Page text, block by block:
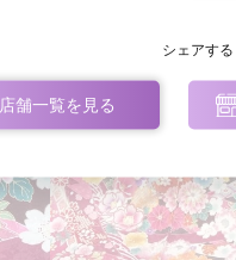
シェアする
店舗一覧を見る